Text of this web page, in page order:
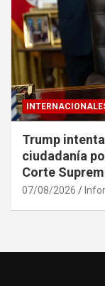
Trump
ciudadanía
Corte
07/08/2026